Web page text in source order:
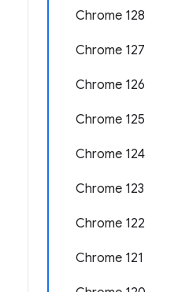
Chrome 128
Chrome 127
Chrome 126
Chrome 125
Chrome 124
Chrome 123
Chrome 122
Chrome 121